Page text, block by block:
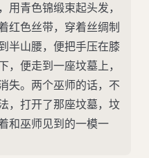
用青色锦缎束起头发，
红色丝带，穿着丝绸制
半山腰，便把手压在膝
，便走到一座坟墓上，
失。两个巫师的话，不
，打开了那座坟墓，坟
和巫师见到的一模一